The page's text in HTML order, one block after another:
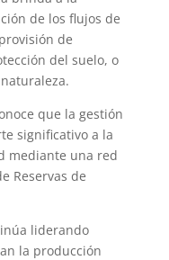
de los flujos de
de
del suelo, o
que la gestión
significativo a la
mediante una red
Reservas de
liderando
la producción